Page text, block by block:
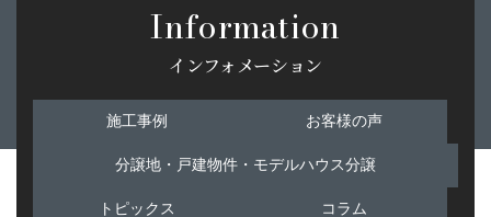
Information
インフォメーション
施工事例 お客様の声
分譲地・戸建物件・モデルハウス分譲
トピックス コラム